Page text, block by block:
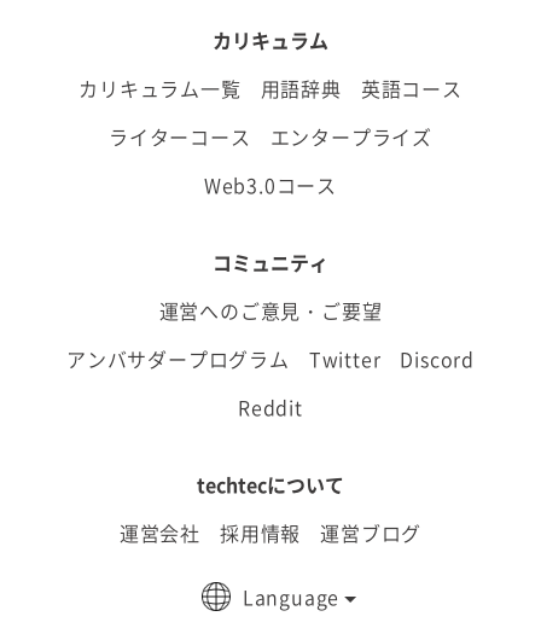
カリキュラム
カリキュラム一覧
用語辞典
英語コース
ライターコース
エンタープライズ
Web3.0コース
コミュニティ
運営へのご意見・ご要望
アンバサダープログラム
Twitter
Discord
Reddit
techtecについて
運営会社
採用情報 運営ブログ
Language